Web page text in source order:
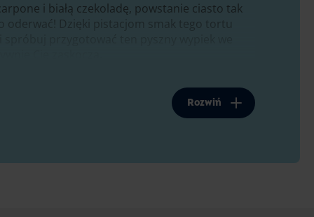
i białą czekoladę, powstanie ciasto tak
oderwać! Dzięki pistacjom smak tego tortu
boki możesz ozdobić biszkopcikami
Rozwiń